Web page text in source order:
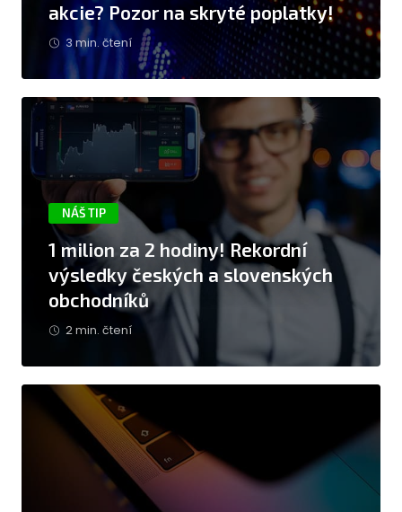
akcie? Pozor na skryté poplatky!
3 min. čtení
NÁŠ TIP
1 milion za 2 hodiny! Rekordní
výsledky českých a slovenských
obchodníků
2 min. čtení